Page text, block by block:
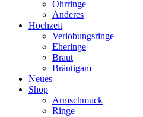
Ohrringe
Anderes
Hochzeit
Verlobungsringe
Eheringe
Braut
Bräutigam
Neues
Shop
Armschmuck
Ringe